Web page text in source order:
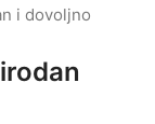
i dovoljno